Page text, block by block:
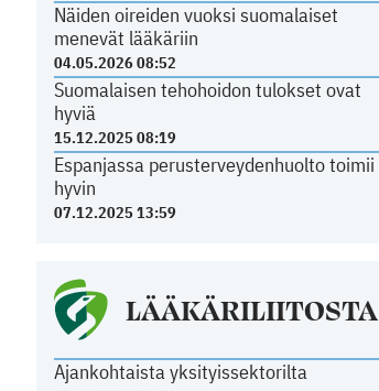
Näiden oireiden vuoksi suomalaiset
menevät lääkäriin
04.05.2026 08:52
Suomalaisen tehohoidon tulokset ovat
hyviä
15.12.2025 08:19
Espanjassa perusterveydenhuolto toimii
hyvin
07.12.2025 13:59
LÄÄKÄRILIITOSTA
Ajankohtaista yksityissektorilta